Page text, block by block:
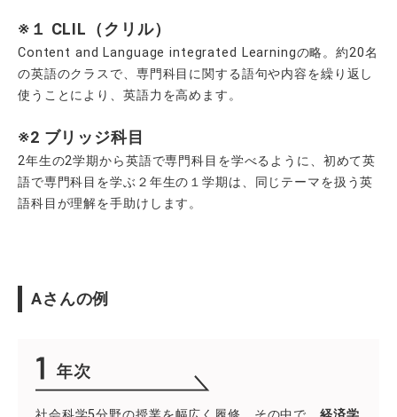
※１ CLIL（クリル）
Content and Language integrated Learningの略。約20名
の英語のクラスで、専門科目に関する語句や内容を繰り返し
使うことにより、英語力を高めます。
※2 ブリッジ科目
2年生の2学期から英語で専門科目を学べるように、初めて英
語で専門科目を学ぶ２年生の１学期は、同じテーマを扱う英
語科目が理解を手助けします。
Aさんの例